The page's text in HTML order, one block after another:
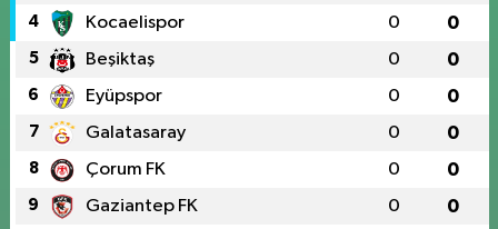
4 Kocaelispor 0 0
5 Beşiktaş 0 0
6 Eyüpspor 0 0
7 Galatasaray 0 0
8 Çorum FK 0 0
9 Gaziantep FK 0 0